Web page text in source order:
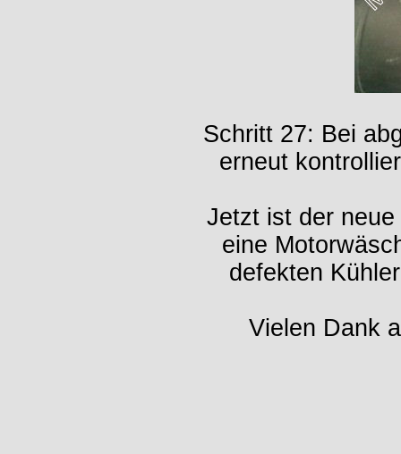
Schritt 27: Bei
erneut
Jetzt ist der
eine
defekten
Vielen Dank